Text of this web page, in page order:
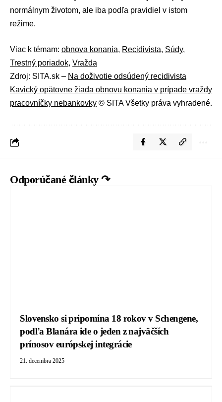
normálnym životom, ale iba podľa pravidiel v istom
režime.
Viac k témam: obnova konania, Recidivista, Súdy,
Trestný poriadok, Vražda
Zdroj: SITA.sk – Na doživotie odsúdený recidivista
Kavický opätovne žiada obnovu konania v prípade vraždy
pracovníčky nebankovky © SITA Všetky práva vyhradené.
Odporúčané články ↷
Slovensko si pripomína 18 rokov v Schengene,
podľa Blanára ide o jeden z najväčších
prínosov európskej integrácie
21. decembra 2025